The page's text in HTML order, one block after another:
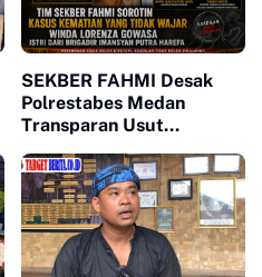
SEKBER FAHMI Desak
Polrestabes Medan
Transparan Usut